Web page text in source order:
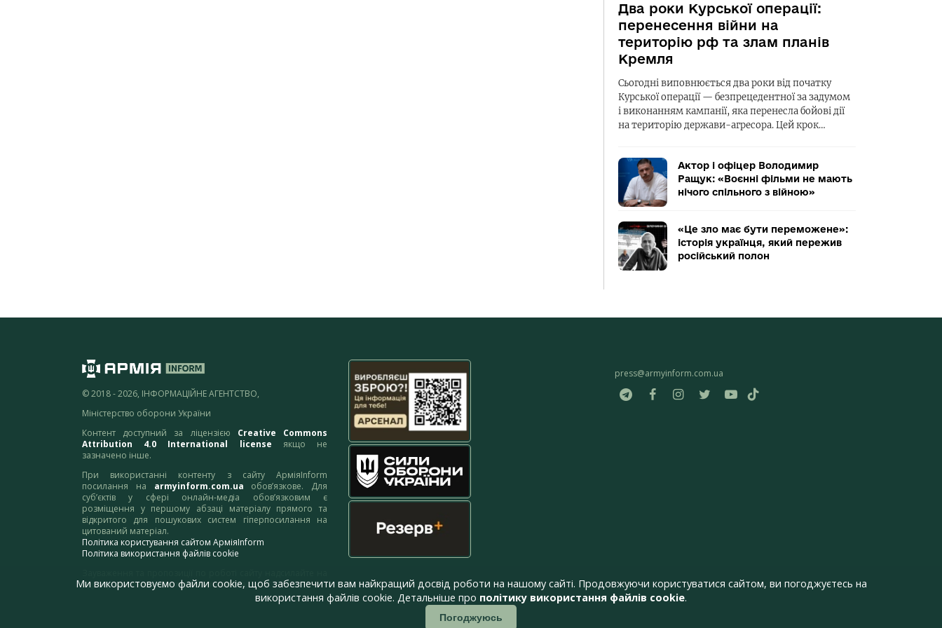
Два роки Курської операції:
перенесення війни на
територію рф та злам планів
Кремля
Сьогодні виповнюється два роки від початку
Курської операції — безпрецедентної за задумом
і виконанням кампанії, яка перенесла бойові дії
на територію держави-агресора. Цей крок…
Актор і офіцер Володимир
Ращук: «Воєнні фільми не мають
нічого спільного з війною»
«Це зло має бути переможене»:
історія українця, який пережив
російський полон
© 2018 - 2026, ІНФОРМАЦІЙНЕ АГЕНТСТВО,
Міністерство оборони України
Контент доступний за ліцензією Creative Commons
Attribution 4.0 International license якщо не
зазначено інше.
При використанні контенту з сайту АрміяInform
посилання на armyinform.com.ua обов’язкове. Для
суб’єктів у сфері онлайн-медіа обов’язковим є
розміщення у першому абзаці матеріалу прямого та
відкритого для пошукових систем гіперпосилання на
цитований матеріал.
Політика користування сайтом АрміяInform
Політика використання файлів cookie
адресу:webmaster@armyinform.com.ua
press@armyinform.com.ua
Ми використовуємо файли cookie, щоб забезпечити вам найкращий досвід роботи на нашому сайті. Продовжуючи користуватися сайтом, ви погоджуєтесь на
використання файлів cookie. Детальніше про політику використання файлів cookie.
Погоджуюсь